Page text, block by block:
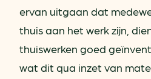
ervan uitgaan dat
thuis aan het werk zijn,
thuiswerken goed
wat dit qua inzet van